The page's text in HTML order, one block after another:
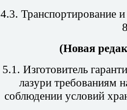
4.3. Транспортирование
(Новая
5.1. Изготовитель
лазури требованиям
соблюдении условий